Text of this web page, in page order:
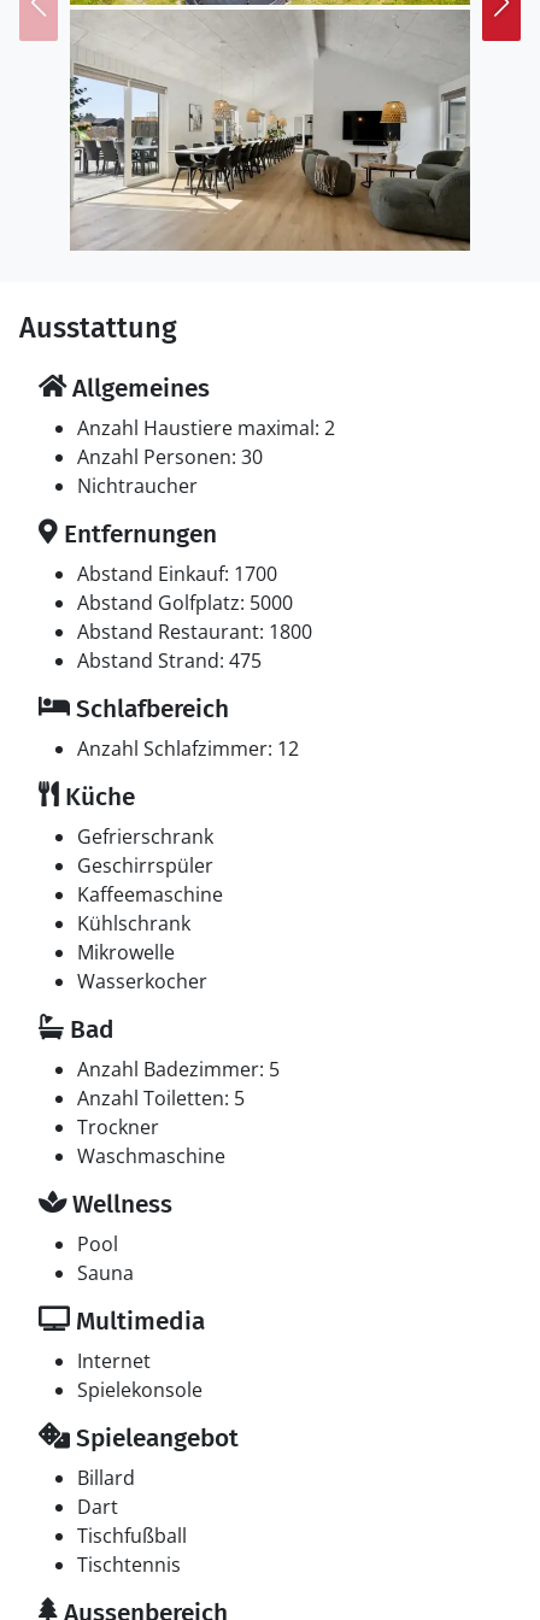
Dieses Ferienhaus ist ideal für große Familientreffen
oder Feiern. Bitte beachten Sie, dass dieses VillaVilla-
Haus nicht an Jugendgruppen vermietet wird.
Ausstattung
Allgemeines
Anzahl Haustiere maximal: 2
Anzahl Personen: 30
Nichtraucher
Entfernungen
Abstand Einkauf: 1700
Abstand Golfplatz: 5000
Abstand Restaurant: 1800
Abstand Strand: 475
Schlafbereich
Anzahl Schlafzimmer: 12
Küche
Gefrierschrank
Geschirrspüler
Kaffeemaschine
Kühlschrank
Mikrowelle
Wasserkocher
Bad
Anzahl Badezimmer: 5
Anzahl Toiletten: 5
Trockner
Waschmaschine
Wellness
Pool
Sauna
Multimedia
Internet
Spielekonsole
Spieleangebot
Billard
Dart
Tischfußball
Tischtennis
Aussenbereich